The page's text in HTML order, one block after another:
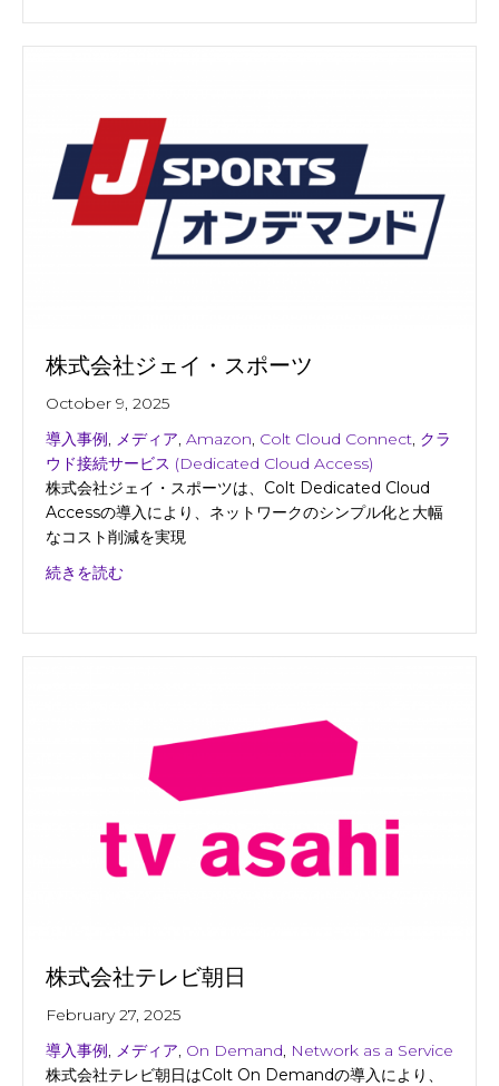
株式会社ジェイ・スポーツ
October 9, 2025
導入事例, メディア, Amazon, Colt Cloud Connect, クラ
ウド接続サービス (Dedicated Cloud Access)
株式会社ジェイ・スポーツは、Colt Dedicated Cloud
Accessの導入により、ネットワークのシンプル化と大幅
なコスト削減を実現
続きを読むabout 株式会社ジェイ・スポーツ
株式会社テレビ朝日
February 27, 2025
導入事例, メディア, On Demand, Network as a Service
株式会社テレビ朝日はColt On Demandの導入により、